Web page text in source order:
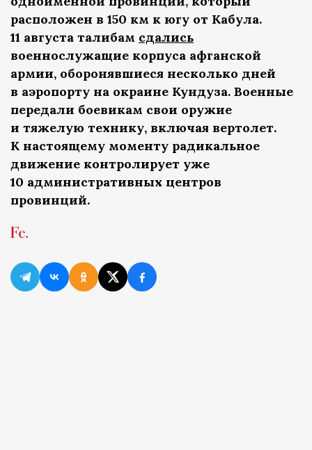
расположен в 150 км к югу от Кабула.
11 августа талибам сдались
военнослужащие корпуса афганской
армии, оборонявшиеся несколько дней
в аэропорту на окраине Кундуза. Военные
передали боевикам свои оружие
и тяжелую технику, включая вертолет.
К настоящему моменту радикальное
движение контролирует уже
10 административных центров
провинций.